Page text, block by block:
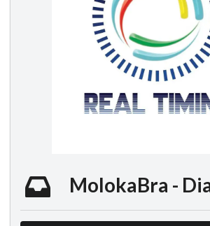
MolokaBra -